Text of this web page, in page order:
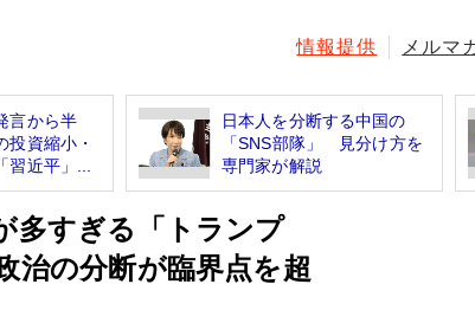
情報提供 メルマ
言から半
資縮小・
習近平」...
日本人を分断する中国の
「SNS部隊」 見分け方を
専門家が解説
多すぎる「トランプ
治の分断が臨界点を超